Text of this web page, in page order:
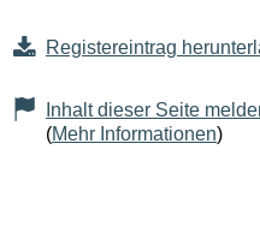
Registereintrag
Inhalt dieser Seite
(Mehr Informationen)